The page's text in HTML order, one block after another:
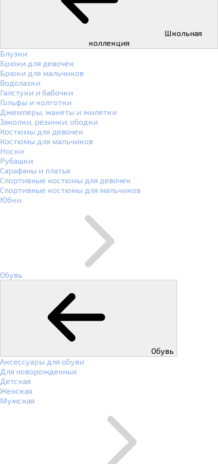
коллекция
Блузки
Брюки для девочек
Брюки для мальчиков
Водолазки
Галстуки и бабочки
Гольфы и колготки
Джемперы, жакеты и жилетки
Заколки, резинки, ободки
Костюмы для девочек
Костюмы для мальчиков
Носки
Рубашки
Сарафаны и платья
Спортивные костюмы для девочек
Спортивные костюмы для мальчиков
Юбки
Обувь
Обувь
Аксессуары для обуви
Для новорожденных
Детская
Женская
Мужская